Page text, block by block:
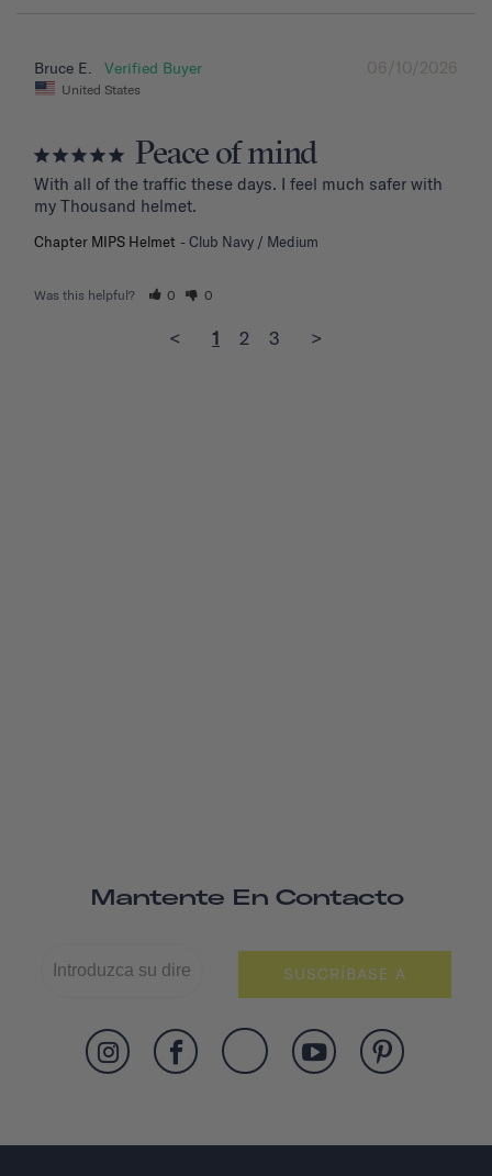
06/10/2026
Bruce E.
United States
Peace of mind
With all of the traffic these days. I feel much safer with
my Thousand helmet.
Chapter MIPS Helmet Club Navy / Medium
Was this helpful? 0 0
< 1 2 3 >
Mantente En Contacto
SUSCRÍBASE A